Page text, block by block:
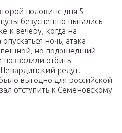
половине дня 5
безуспешно пытались
к вечеру, когда на
ночь, атака
но подошедший
отбить
редут.
выгодно для российской
отступить к Семеновскому